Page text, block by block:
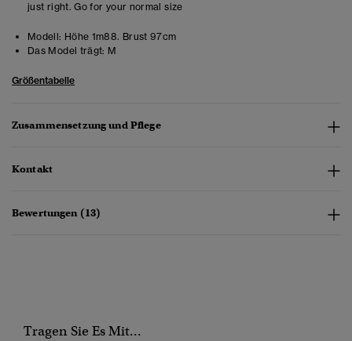
just right. Go for your normal size
Modell: Höhe 1m88. Brust 97cm
Das Model trägt: M
Größentabelle
Zusammensetzung und Pflege
Kontakt
Bewertungen (13)
Tragen Sie Es Mit...